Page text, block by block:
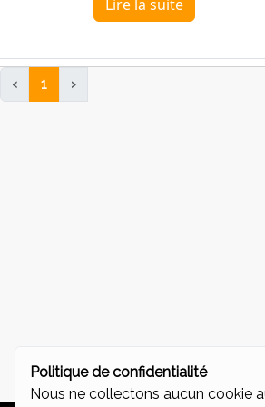
Lire la suite
‹ 1 ›
Politique de confidentialité
Nous ne collectons aucun cookie